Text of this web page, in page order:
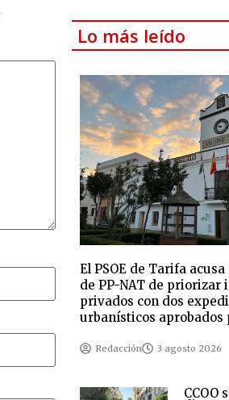
Lo más leído
El PSOE de Tarifa
de PP-NAT de priorizar
privados con dos
urbanísticos aprobados
Redacción 3 agosto 2026
CCOO